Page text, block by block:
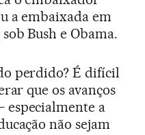
a embaixada em
Bush e Obama.
perdido? É difícil
que os avanços
especialmente a
não sejam